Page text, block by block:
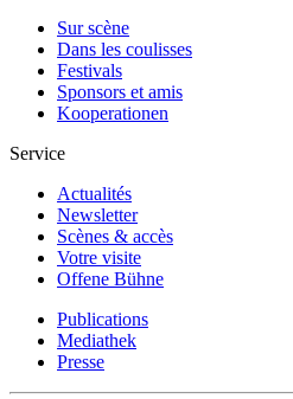
Sur scène
Dans les coulisses
Festivals
Sponsors et amis
Kooperationen
Service
Actualités
Newsletter
Scènes & accès
Votre visite
Offene Bühne
Publications
Mediathek
Presse